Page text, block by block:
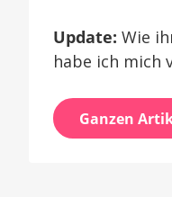
Update: Wie
habe ich mich
Ganzen